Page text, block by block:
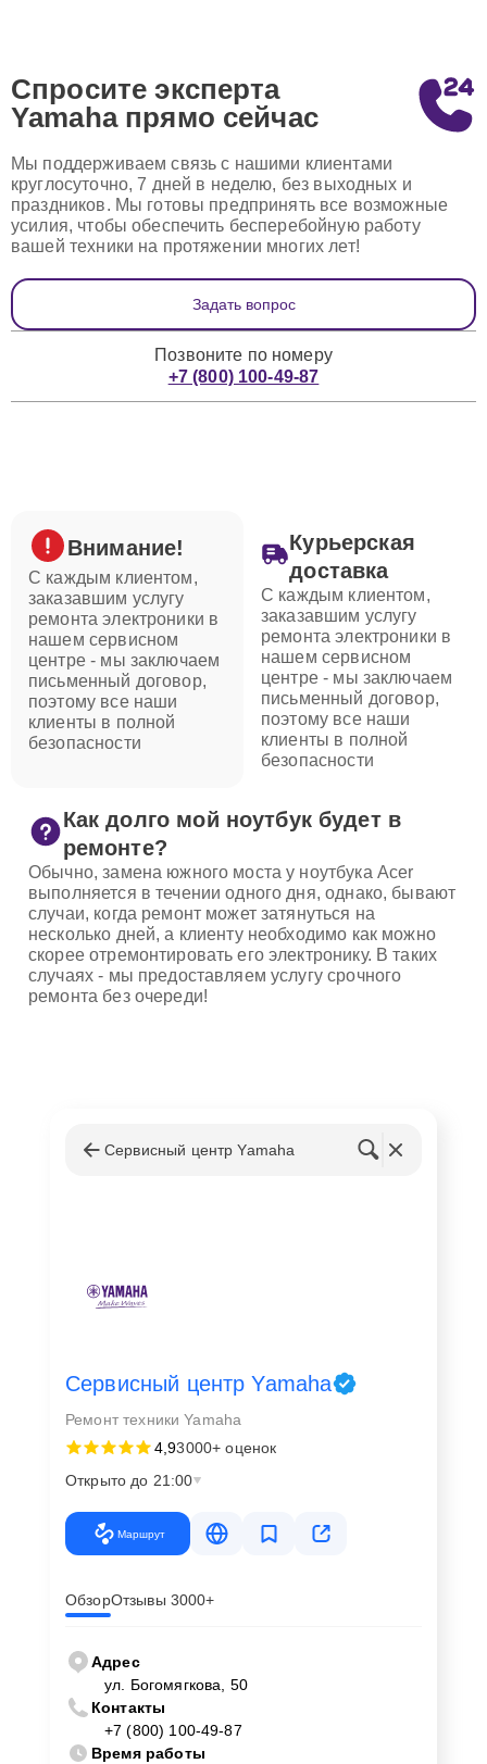
Спросите эксперта
Yamaha прямо сейчас
Мы поддерживаем связь с нашими клиентами
круглосуточно, 7 дней в неделю, без выходных и
праздников. Мы готовы предпринять все возможные
усилия, чтобы обеспечить бесперебойную работу
вашей техники на протяжении многих лет!
Задать вопрос
Позвоните по номеру
+7 (800) 100-49-87
Внимание!
С каждым клиентом,
заказавшим услугу
ремонта электроники в
нашем сервисном
центре - мы заключаем
письменный договор,
поэтому все наши
клиенты в полной
безопасности
Курьерская
доставка
С каждым клиентом,
заказавшим услугу
ремонта электроники в
нашем сервисном
центре - мы заключаем
письменный договор,
поэтому все наши
клиенты в полной
безопасности
Как долго мой ноутбук будет в
ремонте?
Обычно, замена южного моста у ноутбука Acer
выполняется в течении одного дня, однако, бывают
случаи, когда ремонт может затянуться на
несколько дней, а клиенту необходимо как можно
скорее отремонтировать его электронику. В таких
случаях - мы предоставляем услугу срочного
ремонта без очереди!
Сервисный центр Yamaha
Сервисный центр Yamaha
Ремонт техники Yamaha
4,93000+ оценок
Открыто до 21:00
Маршрут
ОбзорОтзывы 3000+
Адрес
ул. Богомягкова, 50
Контакты
+7 (800) 100-49-87
Время работы